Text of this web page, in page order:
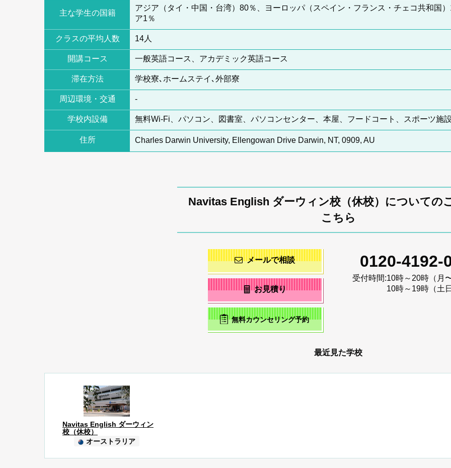
主な学生の国籍
アジア（タイ・中国・台湾）80％、ヨーロッパ（スペイン・フランス・チェコ共和国
ア1％
クラスの平均人数 14人
開講コース 一般英語コース、アカデミック英語コース
滞在方法 学校寮､ホームステイ､外部寮
周辺環境・交通 -
学校内設備 無料Wi‐Fi、パソコン、図書室、パソコンセンター、本屋、フードコート、スポーツ施
住所 Charles Darwin University, Ellengowan Drive Darwin, NT, 0909, AU
Navitas English ダーウィン校（休校）についての
こちら
メールで相談
お見積り
無料カウンセリング予約
0120-4192-
受付時間:10時～20時（月
10時～19時（土
最近見た学校
Navitas English ダーウィン
校（休校）
オーストラリア